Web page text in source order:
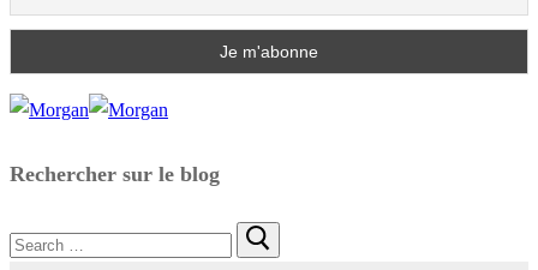
Rechercher sur le blog
Rechercher